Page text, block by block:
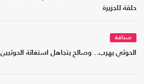
حلقة للجزيرة
صحافة
الحوثي يهرب.. وصالح يتجاهل استغاثة الحوثيين